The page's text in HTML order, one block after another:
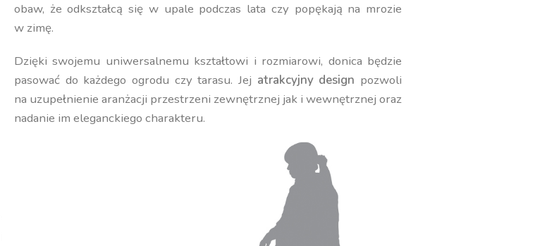
obaw, że odkształcą się w upale podczas lata czy popękają na mrozie
w zimę.
Dzięki swojemu uniwersalnemu kształtowi i rozmiarowi, donica będzie
pasować do każdego ogrodu czy tarasu. Jej atrakcyjny design pozwoli
na uzupełnienie aranżacji przestrzeni zewnętrznej jak i wewnętrznej oraz
nadanie im eleganckiego charakteru.